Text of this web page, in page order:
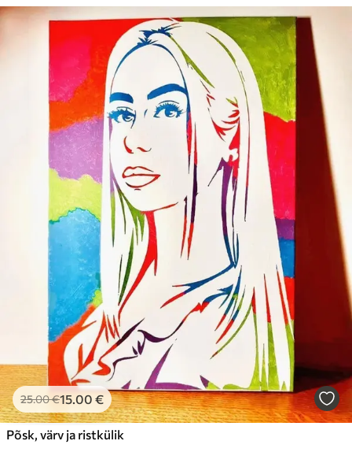
25.00€15.00 €
Põsk, värv ja ristkülik